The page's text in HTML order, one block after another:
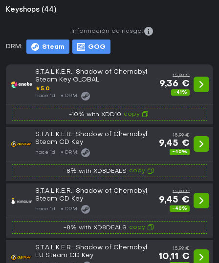
Keyshops (44)
DRM: Steam GOG
Información de riesgo:
S.T.A.L.K.E.R.: Shadow of Chernobyl
Steam Key GLOBAL
★5.0
hace 1d DRM:
15,99 €
9,36 €
-41%
-10% with XDD10 copy
S.T.A.L.K.E.R.: Shadow of Chernobyl
Steam CD Key
hace 1d DRM:
15,99 €
9,45 €
-40%
-8% with XD8DEALS copy
S.T.A.L.K.E.R.: Shadow of Chernobyl
Steam CD Key
hace 1d DRM:
15,99 €
9,45 €
-40%
-8% with XD8DEALS copy
S.T.A.L.K.E.R.: Shadow of Chernobyl
EU Steam CD Key
15,99 €
10,11 €